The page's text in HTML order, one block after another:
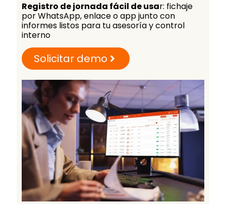
Registro de jornada fácil de usar: fichaje
por WhatsApp, enlace o app junto con
informes listos para tu asesoría y control
interno
Solicitar demo